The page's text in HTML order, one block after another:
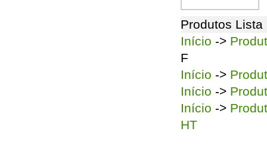
Produtos Lista
Início ->
F
Início ->
Início ->
Início ->
HT